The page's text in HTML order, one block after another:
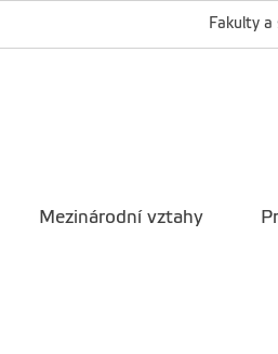
Fakulty a
Mezinárodní vztahy